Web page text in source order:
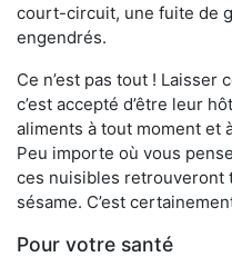
court-circuit, une fuite de
engendrés.
Ce n’est pas tout ! Laisser
c’est accepté d’être leur
aliments à tout moment et
Peu importe où vous
ces nuisibles retrouveront
sésame. C’est
Pour votre santé